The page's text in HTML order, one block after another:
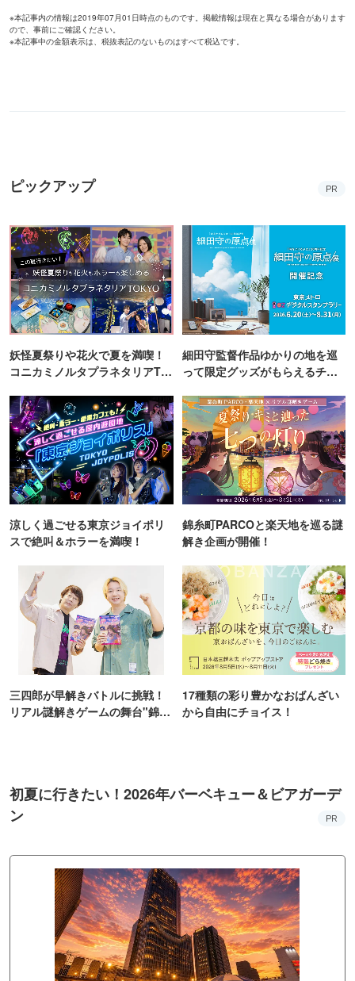
※本記事内の情報は2019年07月01日時点のものです。掲載情報は現在と異なる場合があります
ので、事前にご確認ください。
※本記事中の金額表示は、税抜表記のないものはすべて税込です。
ピックアップ PR
妖怪夏祭りや花火で夏を満喫！
コニカミノルタプラネタリアTO
細田守監督作品ゆかりの地を巡
って限定グッズがもらえるチャ
涼しく過ごせる東京ジョイポリ
スで絶叫＆ホラーを満喫！
錦糸町PARCOと楽天地を巡る謎
解き企画が開催！
三四郎が早解きバトルに挑戦！
リアル謎解きゲームの舞台"錦糸
17種類の彩り豊かなおばんざい
から自由にチョイス！
初夏に行きたい！2026年バーベキュー＆ビアガーデ
ン
PR